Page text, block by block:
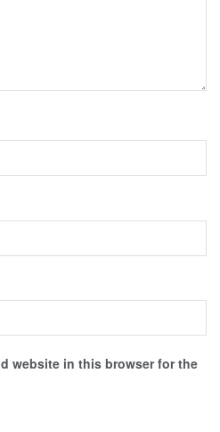
website in this browser for the